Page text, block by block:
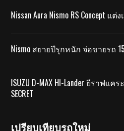
Nissan Aura Nismo RS Concept
Nismo สยายปีรุกหนัก จ่อขายรถ
ISUZU D-MAX HI-Lander ยีราฟแ
SECRET
เปรียบเทียบรถใหม่